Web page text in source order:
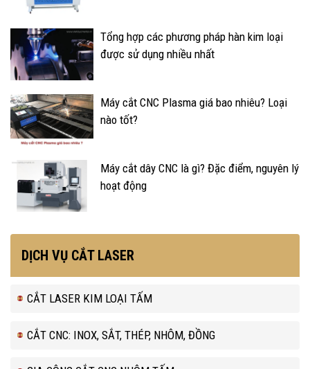
Tổng hợp các phương pháp hàn kim loại
được sử dụng nhiều nhất
Máy cắt CNC Plasma giá bao nhiêu? Loại
nào tốt?
Máy cắt dây CNC là gì? Đặc điểm, nguyên lý
hoạt động
DỊCH VỤ CẮT LASER
CẮT LASER KIM LOẠI TẤM
CẮT CNC: INOX, SẮT, THÉP, NHÔM, ĐỒNG